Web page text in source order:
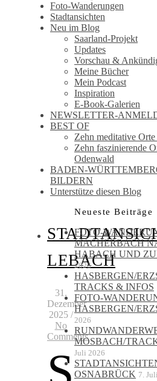
Foto-Wanderungen
Stadtansichten
Neu im Blog
Saarland-Projekt
Updates
Vorschau &
Meine Bücher
Mein Podcast
Inspiration
E-Book-Galerien
NEWSLETTER-
BEST OF
Zehn meditative
Zehn faszinierende
Odenwald
BADEN-
BILDERN
Unterstütze diesen Blog
LEBACH
31.
Dezember
2025 /
No
Comments
Neueste Beiträge
FOTO-
MACHERBACH
HABACH UND
2026
HASBERGEN/
TRACKS & INFOS
FOTO-
HASBERGEN/
2026
MOSBACH/
Juli 2026
OSNABRÜCK 7.